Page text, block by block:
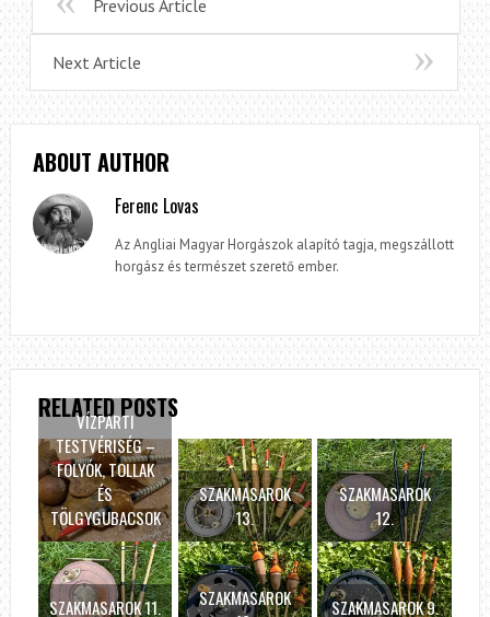
Previous Article
Next Article
ABOUT AUTHOR
Ferenc Lovas
Az Angliai Magyar Horgászok alapító tagja, megszállott
horgász és természet szerető ember.
RELATED POSTS
VÍZPARTI
TESTVÉRISÉG –
FOLYÓK, TOLLAK
ÉS
TÖLGYGUBACSOK
SZAKMASAROK
13.
SZAKMASAROK
12.
SZAKMASAROK 11.
SZAKMASAROK
SZAKMASAROK 9.